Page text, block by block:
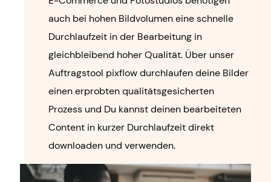
auch bei hohen Bildvolumen eine schnelle
Durchlaufzeit in der Bearbeitung in
gleichbleibend hoher Qualität. Über unser
Auftragstool pixflow durchlaufen deine Bilder
einen erprobten qualitätsgesicherten
Prozess und Du kannst deinen bearbeiteten
Content in kurzer Durchlaufzeit direkt
downloaden und verwenden.